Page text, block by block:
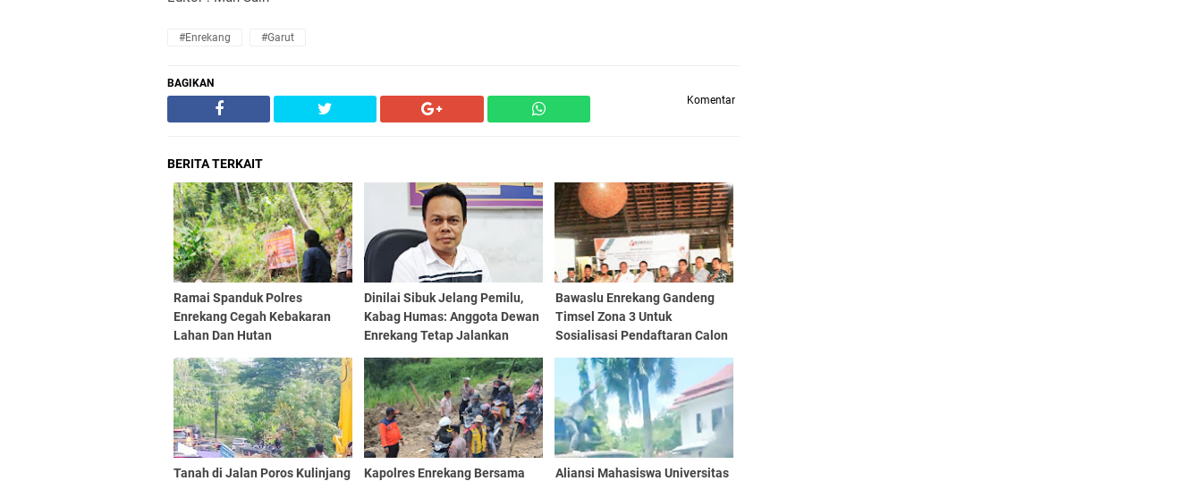
#Enrekang #Garut
BAGIKAN
Komentar
BERITA TERKAIT
Ramai Spanduk Polres
Enrekang Cegah Kebakaran
Lahan Dan Hutan
Dinilai Sibuk Jelang Pemilu,
Kabag Humas: Anggota Dewan
Enrekang Tetap Jalankan
Maksimal
Bawaslu Enrekang Gandeng
Timsel Zona 3 Untuk
Sosialisasi Pendaftaran Calon
Tanah di Jalan Poros Kulinjang Kapolres Enrekang Bersama Aliansi Mahasiswa Universitas